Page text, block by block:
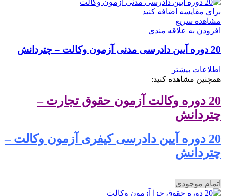
برای مقایسه اضافه کنید
مشاهده سریع
افزودن به علاقه مندی
20 دوره آیین دادرسی مدنی آزمون وکالت – چتردانش
اطلاعات بیشتر
همچنین مشاهده کنید:
20 دوره وکالت آزمون حقوق تجارت –
چتردانش
20 دوره آیین دادرسی کیفری آزمون وکالت –
چتردانش
اتمام موجودی